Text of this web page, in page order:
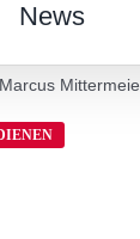
News
Marcus